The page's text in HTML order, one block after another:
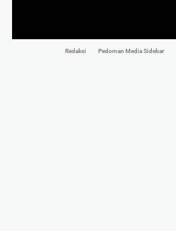
Redaksi Pedoman Media Sidebar